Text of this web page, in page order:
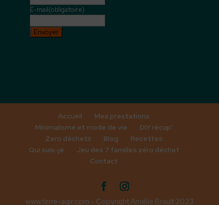
E-mail(obligatoire)
Envoyer
Accueil
Mes prestations
Minimalisme et mode de vie
DIY récup’
Zero déchets
Blog
Recettes
Qui suis-je
Jeu des 7 familles zéro déchet
Contact
www.terre-agir.com - Copyright Amélie Brault 2023